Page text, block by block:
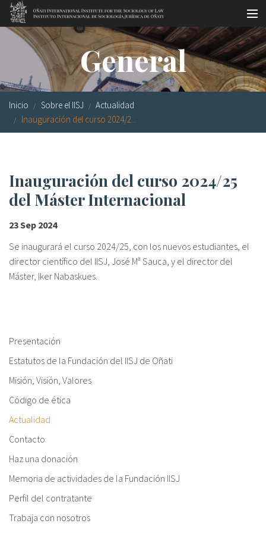
Pasar al contenido principal
Master oficial
Workshops
Visitas
Biblioteca
Becas
Investigación
Equipo
FAQ
Calendario
Galería de fotos
eu
en
General
Inicio Sobre el IISJ
Actualidad
Inauguración del curso 2024/2...
Inauguración del curso 2024/25
del Máster Internacional
23 Sep 2024
Se inaugurará el curso 2024/25, con los nuevos estudiantes, el
director científico del IISJ, José Mª Sauca, y el director del
Máster, Iker Nabaskues.
Presentación
Estatutos de la Fundación del IISJ de Oñati
Misión, Visión, Valores
Código de ética
Actualidad
Contacto
Haz una donación
Memoria de actividades de la Fundación IISJ
Perfil del contratante
Trabaja con nosotros